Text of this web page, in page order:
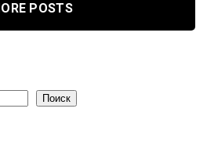
POSTS
Поиск